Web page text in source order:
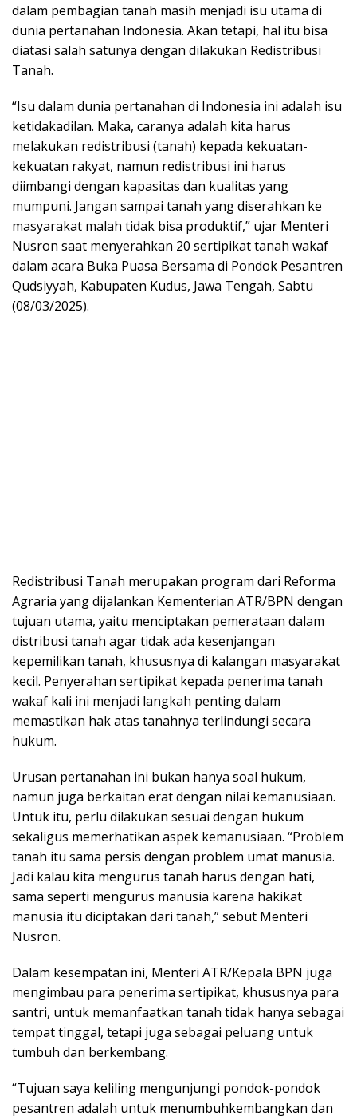
dalam pembagian tanah masih menjadi isu utama di
dunia pertanahan Indonesia. Akan tetapi, hal itu bisa
diatasi salah satunya dengan dilakukan Redistribusi
Tanah.
“Isu dalam dunia pertanahan di Indonesia ini adalah isu
ketidakadilan. Maka, caranya adalah kita harus
melakukan redistribusi (tanah) kepada kekuatan-
kekuatan rakyat, namun redistribusi ini harus
diimbangi dengan kapasitas dan kualitas yang
mumpuni. Jangan sampai tanah yang diserahkan ke
masyarakat malah tidak bisa produktif,” ujar Menteri
Nusron saat menyerahkan 20 sertipikat tanah wakaf
dalam acara Buka Puasa Bersama di Pondok Pesantren
Qudsiyyah, Kabupaten Kudus, Jawa Tengah, Sabtu
(08/03/2025).
Redistribusi Tanah merupakan program dari Reforma
Agraria yang dijalankan Kementerian ATR/BPN dengan
tujuan utama, yaitu menciptakan pemerataan dalam
distribusi tanah agar tidak ada kesenjangan
kepemilikan tanah, khususnya di kalangan masyarakat
kecil. Penyerahan sertipikat kepada penerima tanah
wakaf kali ini menjadi langkah penting dalam
memastikan hak atas tanahnya terlindungi secara
hukum.
Urusan pertanahan ini bukan hanya soal hukum,
namun juga berkaitan erat dengan nilai kemanusiaan.
Untuk itu, perlu dilakukan sesuai dengan hukum
sekaligus memerhatikan aspek kemanusiaan. “Problem
tanah itu sama persis dengan problem umat manusia.
Jadi kalau kita mengurus tanah harus dengan hati,
sama seperti mengurus manusia karena hakikat
manusia itu diciptakan dari tanah,” sebut Menteri
Nusron.
Dalam kesempatan ini, Menteri ATR/Kepala BPN juga
mengimbau para penerima sertipikat, khususnya para
santri, untuk memanfaatkan tanah tidak hanya sebagai
tempat tinggal, tetapi juga sebagai peluang untuk
tumbuh dan berkembang.
“Tujuan saya keliling mengunjungi pondok-pondok
pesantren adalah untuk menumbuhkembangkan dan